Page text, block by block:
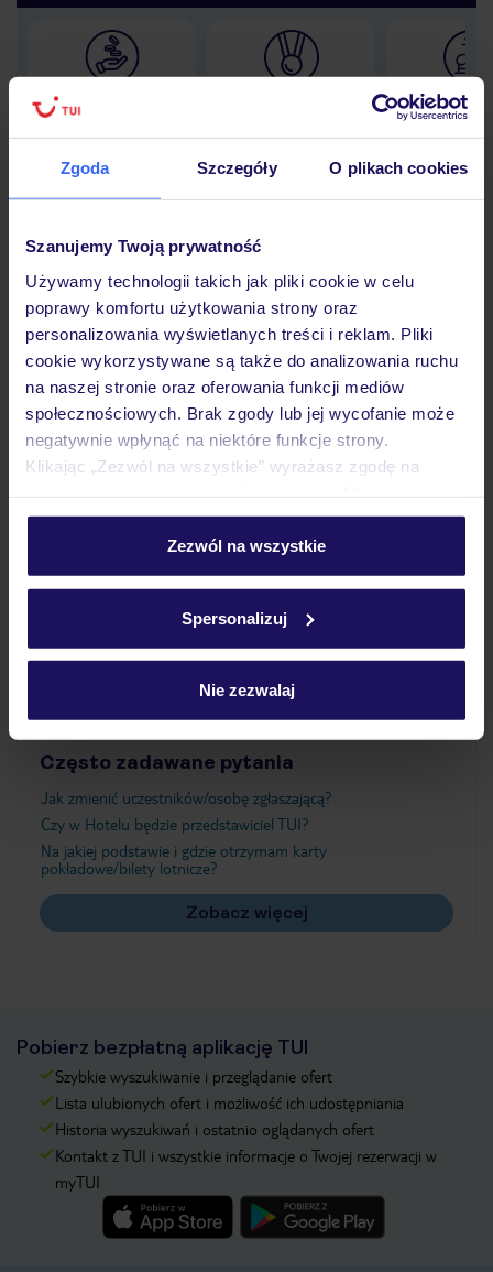
Zgoda Szczegóły O plikach cookies
Szanujemy Twoją prywatność
Używamy technologii takich jak pliki cookie w celu
poprawy komfortu użytkowania strony oraz
personalizowania wyświetlanych treści i reklam. Pliki
cookie wykorzystywane są także do analizowania ruchu
na naszej stronie oraz oferowania funkcji mediów
społecznościowych. Brak zgody lub jej wycofanie może
negatywnie wpłynąć na niektóre funkcje strony.
Klikając „Zezwól na wszystkie” wyrażasz zgodę na
personalizować swój wybór wchodząc w zakładkę
Szczegółowe informacje o plikach cookie znajdziesz
Zezwól na wszystkie
Spersonalizuj
Nie zezwalaj
Lider niskich cen 30 lat w
Hotel
Opinie
Pokoje
Atrakcje
Ważne informacje
Często zadawane pytania
Jak zmienić uczestników/osobę zgłaszającą?
Czy w Hotelu będzie przedstawiciel TUI?
Na jakiej podstawie i gdzie otrzymam karty
pokładowe/bilety lotnicze?
Zobacz więcej
Pobierz bezpłatną aplikację TUI
Szybkie wyszukiwanie i przeglądanie ofert
Lista ulubionych ofert i możliwość ich udostępniania
Historia wyszukiwań i ostatnio oglądanych ofert
Kontakt z TUI i wszystkie informacje o Twojej rezerwacji w
myTUI